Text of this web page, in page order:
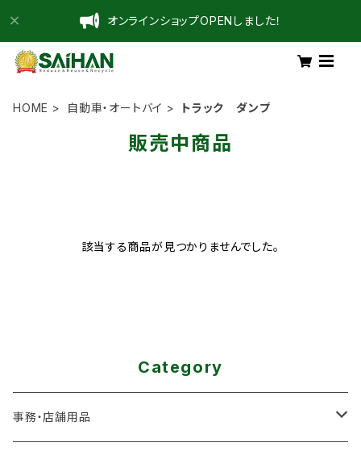
オンラインショップOPENしました！
HOME 自動車・オートバイ トラック ダンプ
販売中商品
該当する商品が見つかりませんでした。
Category
事務・店舗用品